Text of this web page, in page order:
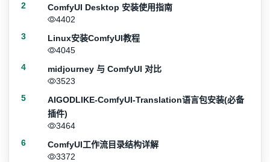
2
ComfyUI Desktop 安装使用指南
4402
3
Linux安装ComfyUI教程
4045
4
midjourney 与 ComfyUI 对比
3523
5
AIGODLIKE-ComfyUI-Translation语言包安装(必备
插件)
3464
6
ComfyUI工作流目录结构详解
3372